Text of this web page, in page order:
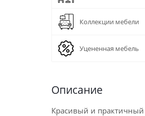
Коллекции мебели
Уцененная мебель
Описание
Красивый и